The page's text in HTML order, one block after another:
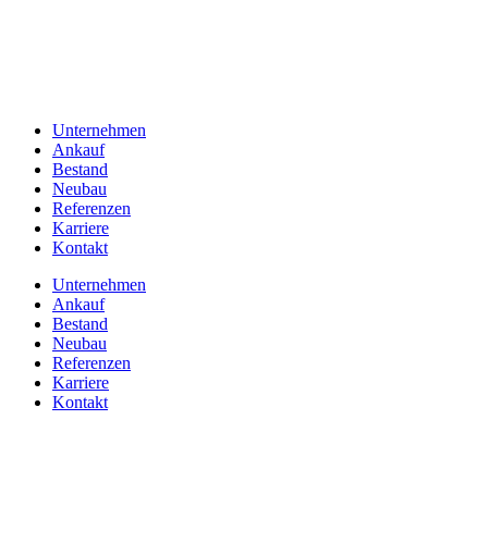
Unternehmen
Ankauf
Bestand
Neubau
Referenzen
Karriere
Kontakt
Unternehmen
Ankauf
Bestand
Neubau
Referenzen
Karriere
Kontakt